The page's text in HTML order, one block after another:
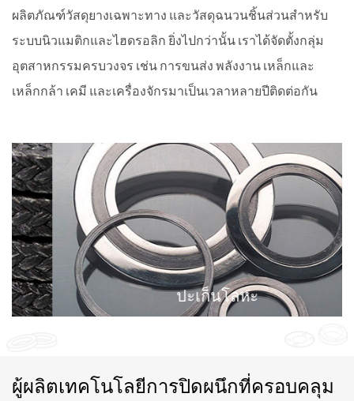
ผลิตภัณฑ์วัสดุยางเฉพาะทาง และวัสดุฉนวนชิ้นส่วนสำหรับ
ระบบนิวแมติกและไฮดรอลิก ยิ่งไปกว่านั้น เราได้จัดตั้งกลุ่ม
อุตสาหกรรมครบวงจร เช่น การขนส่ง พลังงาน เหล็กและ
เหล็กกล้า เคมี และเครื่องจักรมาเป็นเวลาหลายปีติดต่อกัน
ปะเก็นโลหะ
ผู้ผลิตเทคโนโลยีการปิดผนึกที่ครอบคลุม